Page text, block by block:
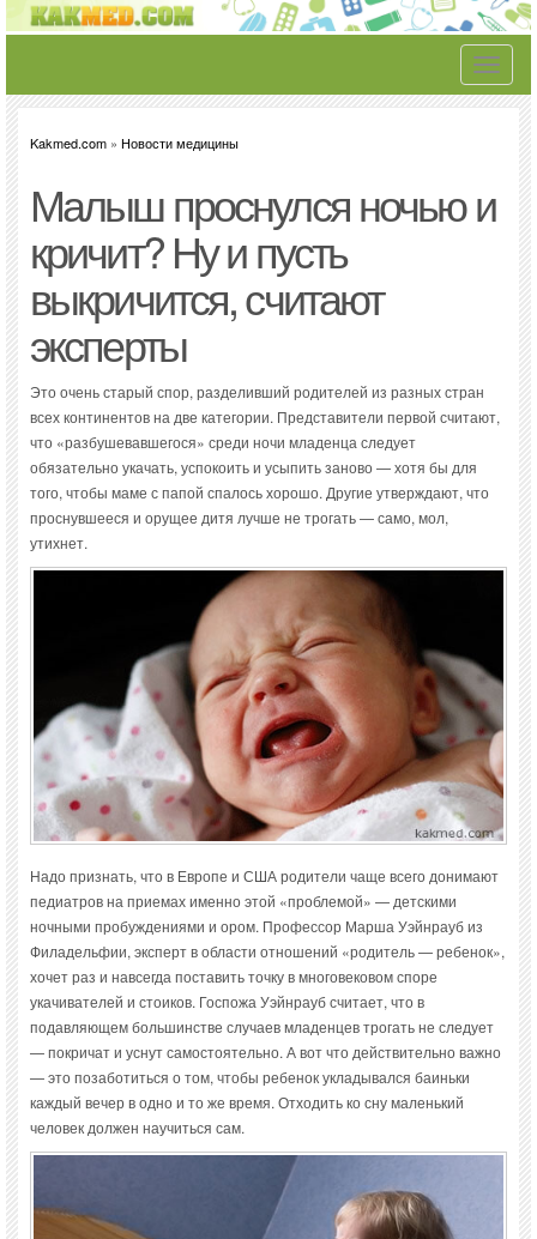
Toggle
Kakmed.com » Новости медицины
Малыш проснулся ночью и
кричит? Ну и пусть
выкричится, считают
эксперты
Это очень старый спор, разделивший родителей из разных стран
всех континентов на две категории. Представители первой считают,
что «разбушевавшегося» среди ночи младенца следует
обязательно укачать, успокоить и усыпить заново — хотя бы для
того, чтобы маме с папой спалось хорошо. Другие утверждают, что
проснувшееся и орущее дитя лучше не трогать — само, мол,
утихнет.
Надо признать, что в Европе и США родители чаще всего донимают
педиатров на приемах именно этой «проблемой» — детскими
ночными пробуждениями и ором. Профессор Марша Уэйнрауб из
Филадельфии, эксперт в области отношений «родитель — ребенок»,
хочет раз и навсегда поставить точку в многовековом споре
укачивателей и стоиков. Госпожа Уэйнрауб считает, что в
подавляющем большинстве случаев младенцев трогать не следует
— покричат и уснут самостоятельно. А вот что действительно важно
— это позаботиться о том, чтобы ребенок укладывался баиньки
каждый вечер в одно и то же время. Отходить ко сну маленький
человек должен научиться сам.